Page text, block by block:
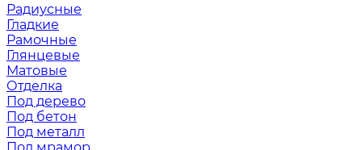
Радиусные
Гладкие
Рамочные
Глянцевые
Матовые
Отделка
Под дерево
Под бетон
Под металл